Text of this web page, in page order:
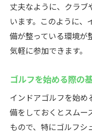
丈夫なように、クラブ
います。このように
備が整っている環境が
気軽に参加できます。
ゴルフを始める際の
インドアゴルフを始
備をしておくとスムー
もので、特にゴルフシ